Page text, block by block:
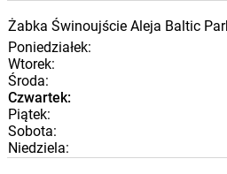
Żabka Świnoujście Aleja Baltic
Poniedziałek:
Wtorek:
Środa:
Czwartek:
Piątek:
Sobota:
Niedziela: